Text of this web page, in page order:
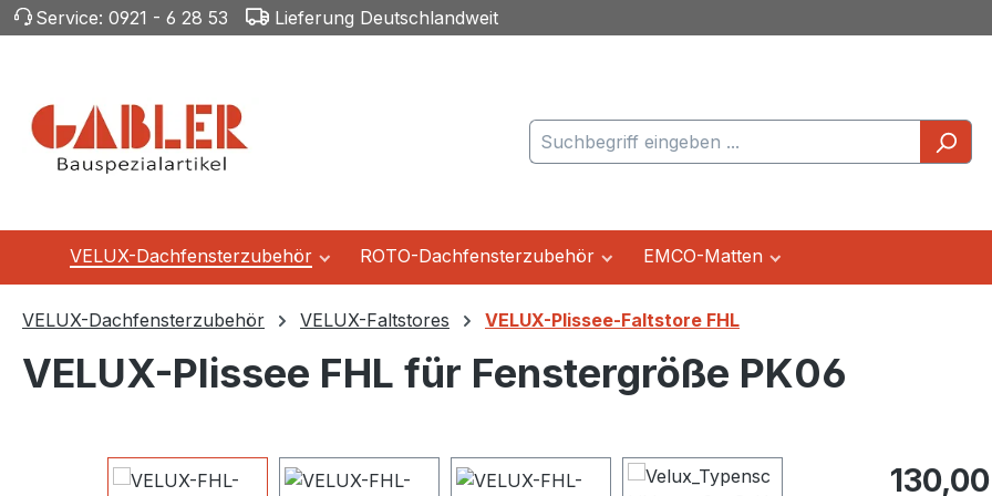
Hauptinhalt springen
Zur Suche springen
Zur Hauptnavigation springen
Service: 0921 - 6 28 53 Lieferung Deutschlandweit
VELUX-Dachfensterzubehör ROTO-Dachfensterzubehör EMCO-Matten
VELUX-Dachfensterzubehör VELUX-Faltstores VELUX-Plissee-Faltstore FHL
VELUX-Plissee FHL für Fenstergröße PK06
Bildergalerie überspringen Regulärer